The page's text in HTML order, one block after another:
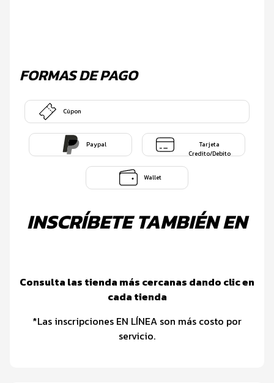
FORMAS DE PAGO
Cúpon
Paypal
Tarjeta
Credito/Debito
Wallet
INSCRÍBETE TAMBIÉN EN
Consulta las tienda más cercanas dando clic en
cada tienda
*Las inscripciones EN LÍNEA son más costo por
servicio.